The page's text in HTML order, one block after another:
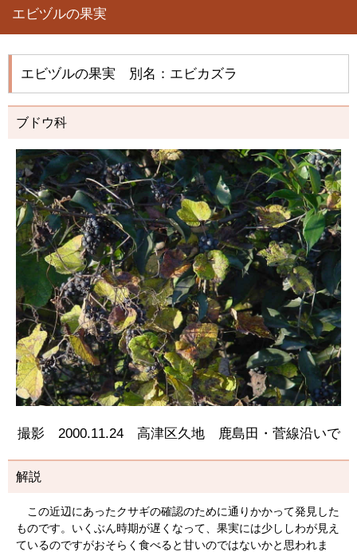
エビヅルの果実
エビヅルの果実 別名：エビカズラ
ブドウ科
撮影 2000.11.24 高津区久地 鹿島田・菅線沿いで
解説
この近辺にあったクサギの確認のために通りかかって発見した
ものです。いくぶん時期が遅くなって、果実には少ししわが見え
ているのですがおそらく食べると甘いのではないかと思われま